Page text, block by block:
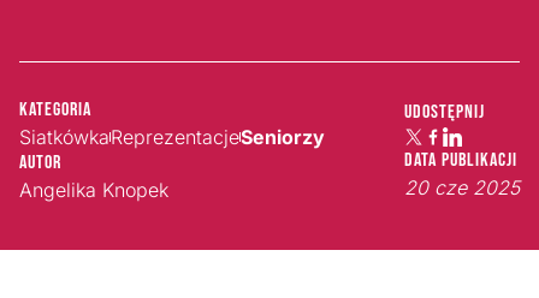
Kategoria
SiatkówkaReprezentacjeSeniorzy
Autor
Angelika Knopek
Udostępnij
Data publikacji
20 cze 2025